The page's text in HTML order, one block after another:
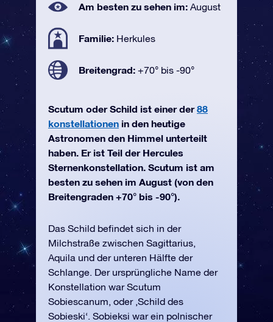
Am besten zu sehen im: August
Familie: Herkules
Breitengrad: +70° bis -90°
Scutum oder Schild ist einer der88
konstellationen in den heutige
Astronomen den Himmel unterteilt
haben. Er ist Teil der Hercules
Sternenkonstellation. Scutum ist am
besten zu sehen im August (von den
Breitengraden +70° bis -90°).
Das Schild befindet sich in der
Milchstraße zwischen Sagittarius,
Aquila und der unteren Hälfte der
Schlange. Der ursprüngliche Name der
Konstellation war Scutum
Sobiescanum, oder ‚Schild des
Sobieski‘. Sobieksi war ein polnischer